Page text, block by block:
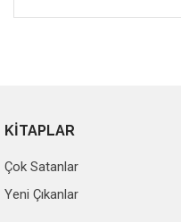
KİTAPLAR
Çok Satanlar
Yeni Çıkanlar